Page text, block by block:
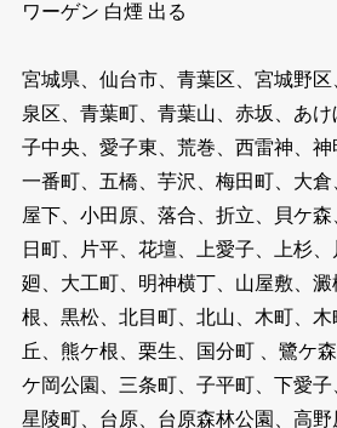
ワーゲン 白煙 出る
宮城県、仙台市、青葉区、宮城野区
泉区、青葉町、青葉山、赤坂、あ
子中央、愛子東、荒巻、西雷神、神
一番町、五橋、芋沢、梅田町、大
屋下、小田原、落合、折立、貝ケ
日町、片平、花壇、上愛子、上杉
廻、大工町、明神横丁、山屋敷、
根、黒松、北目町、北山、木町、
丘、熊ケ根、栗生、国分町 、鷺ケ
ケ岡公園、三条町、子平町、下愛子
星陵町、台原、台原森林公園、高